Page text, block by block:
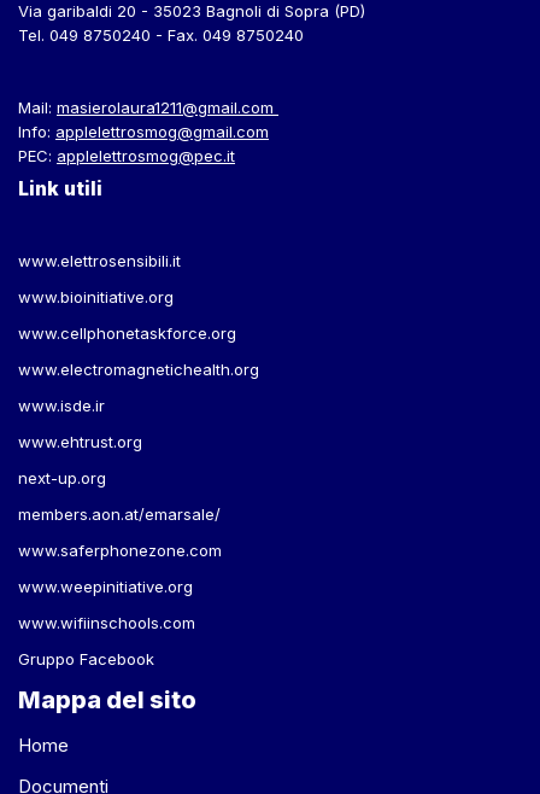
Via garibaldi 20 - 35023 Bagnoli di Sopra (PD)
Tel. 049 8750240 - Fax. 049 8750240
Mail: masierolaura1211@gmail.com
Info: applelettrosmog@gmail.com
PEC: applelettrosmog@pec.it
Link utili
www.elettrosensibili.it
www.bioinitiative.org
www.cellphonetaskforce.org
www.electromagnetichealth.org
www.isde.ir
www.ehtrust.org
next-up.org
members.aon.at/emarsale/
www.saferphonezone.com
www.weepinitiative.org
www.wifiinschools.com
Gruppo Facebook
Mappa del sito
Home
Documenti